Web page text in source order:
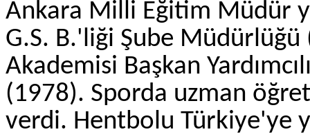
Ankara Milli Eğitim Müdür
G.S. B.'liği Şube
Akademisi Başkan
(1978). Spor­da uzman
verdi. Hentbolu Türkiye'ye